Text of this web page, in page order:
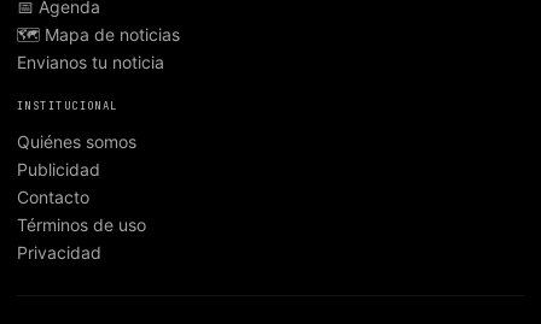
📅 Agenda
🗺️ Mapa de noticias
Envianos tu noticia
INSTITUCIONAL
Quiénes somos
Publicidad
Contacto
Términos de uso
Privacidad